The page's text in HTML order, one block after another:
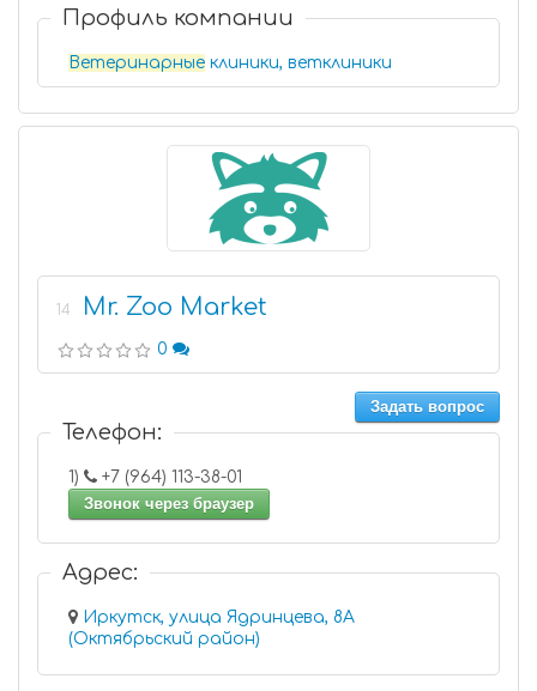
Профиль компании
Ветеринарные клиники, ветклиники
14 Mr. Zoo Market
0
Задать вопрос
Телефон:
1)
+7 (964) 113-38-01
Звонок через браузер
Адрес:
Иркутск, улица Ядринцева, 8А
(Октябрьский район)